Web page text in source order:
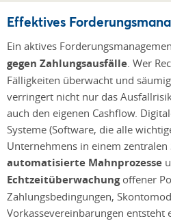
Effektives
Ein aktives
gegen Zahlungsausfälle. Wer
Fälligkeiten überwacht und
verringert nicht nur das
auch den eigenen Cashflow.
Systeme (Software, die alle
Unternehmens in einem zentralen
automatisierte Mahnprozesse
Echtzeitüberwachungoffener
Zahlungsbedingungen,
Vorkassevereinbarungen entsteht